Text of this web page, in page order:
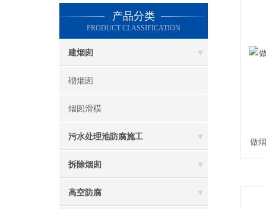
产品分类
PRODUCT CLASSIFICATION
建烟囱
砌烟囱
烟囱滑模
污水处理池防腐施工
拆除烟囱
高空防腐
做